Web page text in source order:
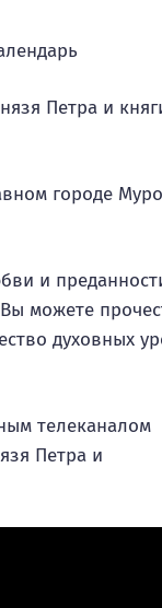
Петра и
городе
и
можете
духовных
телеканалом
Петра и